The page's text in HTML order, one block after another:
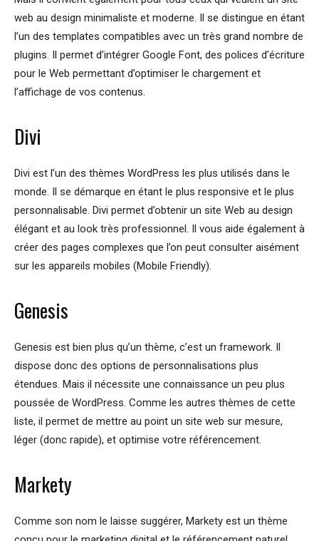
web au design minimaliste et moderne. Il se distingue en étant
l’un des templates compatibles avec un très grand nombre de
plugins. Il permet d’intégrer Google Font, des polices d’écriture
pour le Web permettant d’optimiser le chargement et
l’affichage de vos contenus.
Divi
Divi est l’un des thèmes WordPress les plus utilisés dans le
monde. Il se démarque en étant le plus responsive et le plus
personnalisable. Divi permet d’obtenir un site Web au design
élégant et au look très professionnel. Il vous aide également à
créer des pages complexes que l’on peut consulter aisément
sur les appareils mobiles (Mobile Friendly).
Genesis
Genesis est bien plus qu’un thème, c’est un framework. Il
dispose donc des options de personnalisations plus
étendues. Mais il nécessite une connaissance un peu plus
poussée de WordPress. Comme les autres thèmes de cette
liste, il permet de mettre au point un site web sur mesure,
léger (donc rapide), et optimise votre référencement.
Markety
Comme son nom le laisse suggérer, Markety est un thème